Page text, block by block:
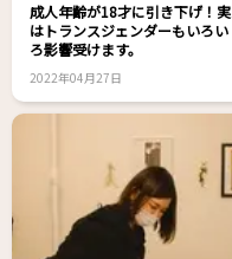
成人年齢が18才に引き下げ！実
はトランスジェンダーもいろい
ろ影響受けます。
2022年04月27日